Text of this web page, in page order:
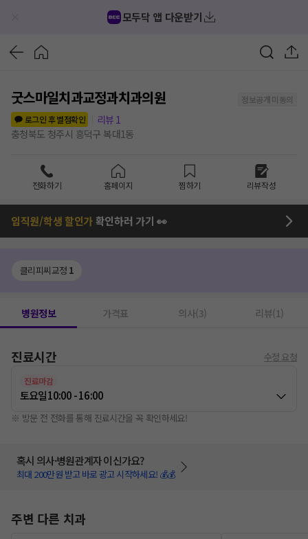
모두닥 앱 다운받기
굿스마일치과교정과치과의원
정보공개 미동의
로그인 후 별점확인
리뷰 1
충청북도 청주시 흥덕구 복대1동
전화하기 홈페이지 찜하기 리뷰작성
임직원/학생 할인가확인하러 가기 👀
클리피씨교정 1
병원정보 가격표 의사(3) 리뷰(1)
진료시간 수정 요청
진료마감
토요일10:00 - 16:00
※ 방문 전 전화를 통해 진료시간을 꼭 확인하세요!
혹시 의사·병원관계자 이신가요?
최대 200만원 받고 바로 광고 시작하세요! 💰💰
주변 다른 치과